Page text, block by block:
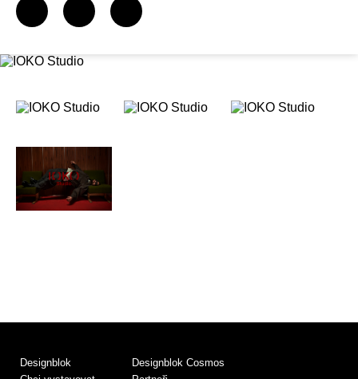
Designblok
Designblok Cosmos